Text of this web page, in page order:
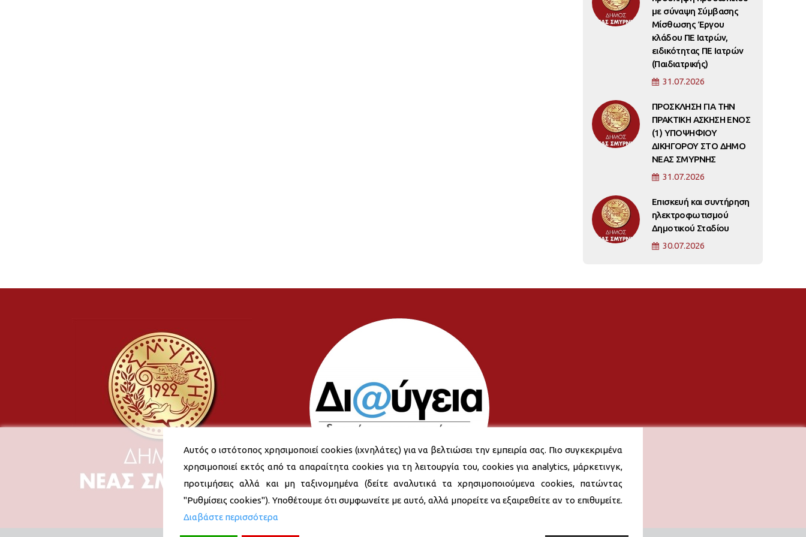
με σύναψη Σύμβασης
Μίσθωσης Έργου
κλάδου ΠΕ Ιατρών,
ειδικότητας ΠΕ Ιατρών
(Παιδιατρικής)
31.07.2026
ΠΡΟΣΚΛΗΣΗ ΓΙΑ ΤΗΝ
ΠΡΑΚΤΙΚΗ ΑΣΚΗΣΗ ΕΝΟΣ
(1) ΥΠΟΨΗΦΙΟΥ
ΔΙΚΗΓΟΡΟΥ ΣΤΟ ΔΗΜΟ
ΝΕΑΣ ΣΜΥΡΝΗΣ
31.07.2026
Επισκευή και συντήρηση
ηλεκτροφωτισμού
Δημοτικού Σταδίου
30.07.2026
Αυτός ο ιστότοπος χρησιμοποιεί cookies (ιχνηλάτες) για να βελτιώσει την εμπειρία σας. Πιο συγκεκριμένα
χρησιμοποιεί εκτός από τα απαραίτητα cookies για τη λειτουργία του, cookies για analytics, μάρκετινγκ,
προτιμήσεις αλλά και μη ταξινομημένα (δείτε αναλυτικά τα χρησιμοποιούμενα cookies, πατώντας
"Ρυθμίσεις cookies"). Υποθέτουμε ότι συμφωνείτε με αυτό, αλλά μπορείτε να εξαιρεθείτε αν το επιθυμείτε.
Διαβάστε περισσότερα